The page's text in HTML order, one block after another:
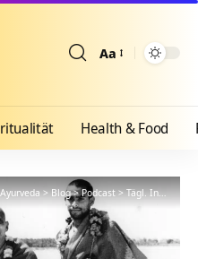
Aa
Health & Food
>Blog>Podcast>Tägl. Inspiration